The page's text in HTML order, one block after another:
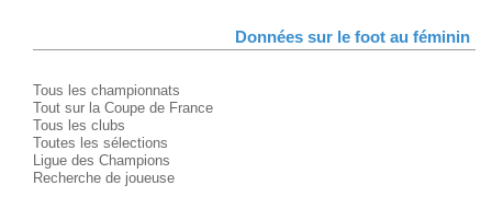
Données sur le foot au féminin
Tous les championnats
Tout sur la Coupe de France
Tous les clubs
Toutes les sélections
Ligue des Champions
Recherche de joueuse